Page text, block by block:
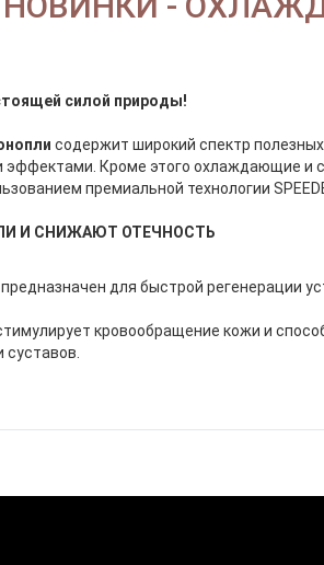
силой природы!
содержит широкий спектр
эффектами. Кроме этого охлаждающие и
премиальной технологии
И СНИЖАЮТ ОТЕЧНОСТЬ
предназначен для быстрой регенерации
кровообращение кожи и